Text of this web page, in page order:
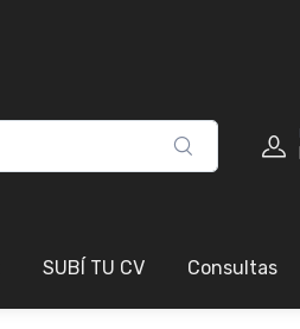
SUBÍ TU CV Consultas